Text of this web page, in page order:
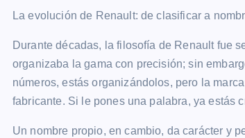
La evolución de Renault: de clasificar a
Durante décadas, la filosofía de Renault fue
organizaba la gama con precisión; sin
números, estás organizándolos, pero la
fabricante. Si le pones una palabra, ya estás
Un nombre propio, en cambio, da carácter y